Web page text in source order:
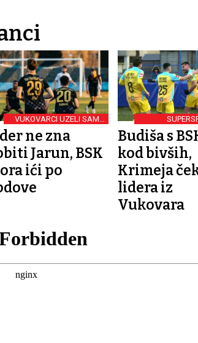
VUKOVARCI UZELI SAMO
BOD
ne zna
Jarun, BSK
ići po
Budiša s
kod bivših,
Krimeja
lidera iz
Vukovara